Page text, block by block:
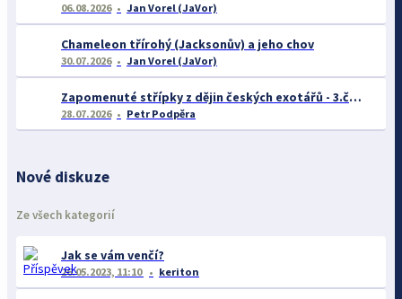
06.08.2026 Jan Vorel (JaVor)
Chameleon třírohý (Jacksonův) a jeho chov
30.07.2026 Jan Vorel (JaVor)
Zapomenuté střípky z dějin českých exotářů - 3.část
28.07.2026 Petr Podpěra
Nové diskuze
Ze všech kategorií
Jak se vám venčí?
26.05.2023, 11:10 keriton